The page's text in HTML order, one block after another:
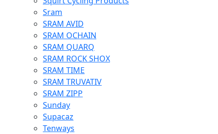
Sram
SRAM AVID
SRAM OCHAIN
SRAM QUARQ
SRAM ROCK SHOX
SRAM TIME
SRAM TRUVATIV
SRAM ZIPP
Sunday
Supacaz
Tenways